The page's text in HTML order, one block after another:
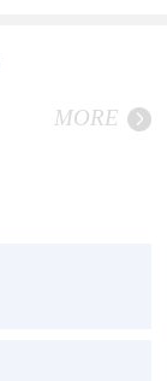
MORE